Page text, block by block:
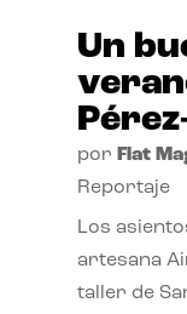
Un
por Flat
Reportaje
Los
artesana
taller de